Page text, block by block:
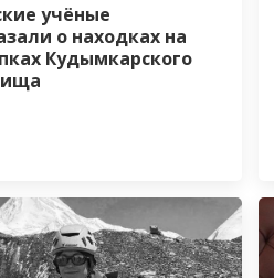
учёные
о находках на
Кудымкарского